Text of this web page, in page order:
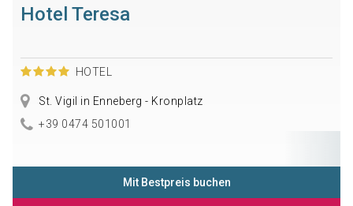
Hotel Teresa
HOTEL
St. Vigil in Enneberg - Kronplatz
+39 0474 501001
Mit Bestpreis buchen